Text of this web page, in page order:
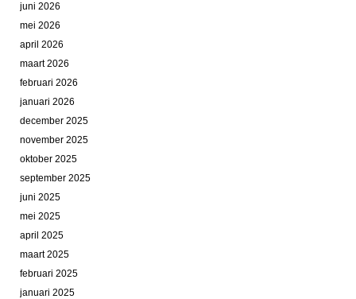
juni 2026
mei 2026
april 2026
maart 2026
februari 2026
januari 2026
december 2025
november 2025
oktober 2025
september 2025
juni 2025
mei 2025
april 2025
maart 2025
februari 2025
januari 2025